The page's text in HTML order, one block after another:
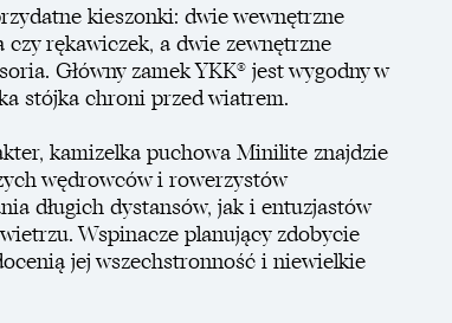
kieszonki: dwie wewnętrzne
rękawiczek, a dwie zewnętrzne
Główny zamek YKK® jest wygodny w
stójka chroni przed wiatrem.
kamizelka puchowa Minilite znajdzie
wędrowców i rowerzystów
długich dystansów, jak i entuzjastów
Wspinacze planujący zdobycie
jej wszechstronność i niewielkie